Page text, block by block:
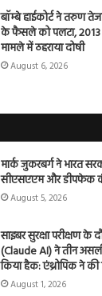
बॉम्बे हाईकोर्ट ने तरुण
के फैसले को पलटा, 2013
मामले में ठहराया दोषी
August 6, 2026
मार्क जुकरबर्ग ने भारत
सीएसएएम और डीपफेक
August 5, 2026
साइबर सुरक्षा परीक्षण के
(Claude AI) ने तीन
किया हैक: एंथ्रोपिक ने की
August 1, 2026